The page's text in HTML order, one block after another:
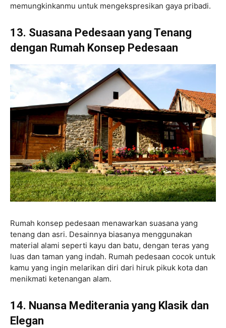
memungkinkanmu untuk mengekspresikan gaya pribadi.
13. Suasana Pedesaan yang Tenang
dengan Rumah Konsep Pedesaan
Rumah konsep pedesaan menawarkan suasana yang
tenang dan asri. Desainnya biasanya menggunakan
material alami seperti kayu dan batu, dengan teras yang
luas dan taman yang indah. Rumah pedesaan cocok untuk
kamu yang ingin melarikan diri dari hiruk pikuk kota dan
menikmati ketenangan alam.
14. Nuansa Mediterania yang Klasik dan
Elegan